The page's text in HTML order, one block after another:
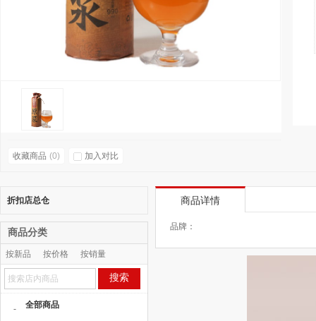
收藏商品 (0) 加入对比
商品详情
品牌：
折扣店总仓
商品分类
按新品 按价格
按销量
按人气
搜索
- 全部商品